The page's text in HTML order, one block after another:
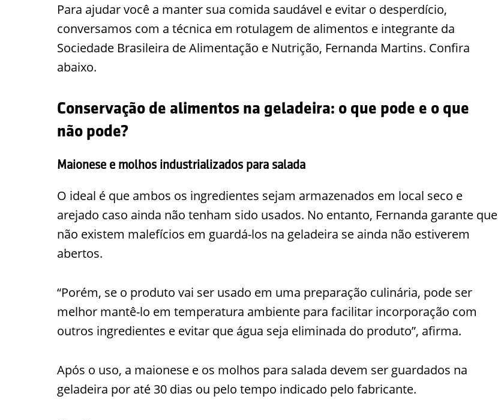
Para ajudar você a manter sua comida saudável e evitar o desperdício,
conversamos com a técnica em rotulagem de alimentos e integrante da
Sociedade Brasileira de Alimentação e Nutrição, Fernanda Martins. Confira
abaixo.
Conservação de alimentos na geladeira: o que pode e o que
não pode?
Maionese e molhos industrializados para salada
O ideal é que ambos os ingredientes sejam armazenados em local seco e
arejado caso ainda não tenham sido usados. No entanto, Fernanda garante que
não existem malefícios em guardá-los na geladeira se ainda não estiverem
abertos.
“Porém, se o produto vai ser usado em uma preparação culinária, pode ser
melhor mantê-lo em temperatura ambiente para facilitar incorporação com
outros ingredientes e evitar que água seja eliminada do produto”, afirma.
Após o uso, a maionese e os molhos para salada devem ser guardados na
geladeira por até 30 dias ou pelo tempo indicado pelo fabricante.